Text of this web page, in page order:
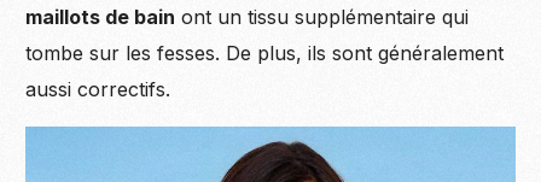
maillots de bain ont un tissu supplémentaire qui
tombe sur les fesses. De plus, ils sont généralement
aussi correctifs.